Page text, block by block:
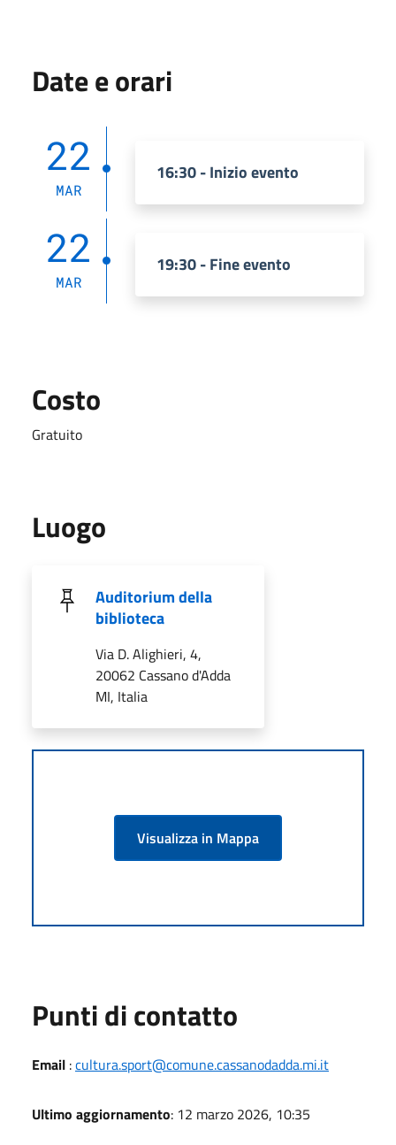
Date e orari
22
MAR
16:30 - Inizio evento
22
MAR
19:30 - Fine evento
Costo
Gratuito
Luogo
Auditorium della
biblioteca
Via D. Alighieri, 4,
20062 Cassano d'Adda
MI, Italia
Visualizza in Mappa
Punti di contatto
Email :cultura.sport@comune.cassanodadda.mi.it
Ultimo aggiornamento: 12 marzo 2026, 10:35